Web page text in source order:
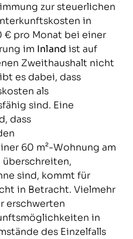
zur steuerlichen
in
€ pro Monat bei einer
im Inland ist auf
Zweithaushalt nicht
es dabei, dass
als
sind. Eine
dass
60 m²-Wohnung am
sind, kommt für
in Betracht. Vielmehr
erschwerten
in
des Einzelfalls